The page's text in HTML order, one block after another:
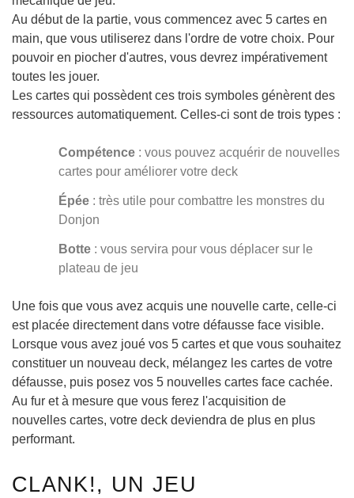
Au début de la partie, vous commencez avec 5 cartes en
main, que vous utiliserez dans l'ordre de votre choix. Pour
pouvoir en piocher d'autres, vous devrez impérativement
toutes les jouer.
Les cartes qui possèdent ces trois symboles génèrent des
ressources automatiquement. Celles-ci sont de trois types :
Compétence : vous pouvez acquérir de nouvelles
cartes pour améliorer votre deck
Épée : très utile pour combattre les monstres du
Donjon
Botte : vous servira pour vous déplacer sur le
plateau de jeu
Une fois que vous avez acquis une nouvelle carte, celle-ci
est placée directement dans votre défausse face visible.
Lorsque vous avez joué vos 5 cartes et que vous souhaitez
constituer un nouveau deck, mélangez les cartes de votre
défausse, puis posez vos 5 nouvelles cartes face cachée.
Au fur et à mesure que vous ferez l'acquisition de
nouvelles cartes, votre deck deviendra de plus en plus
performant.
CLANK!, UN JEU